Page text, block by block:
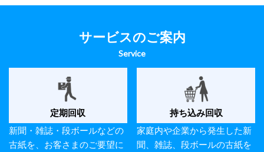
サービスのご案内
Service
定期回収
新聞・雑誌・段ボールなどの
古紙を、お客さまのご要望に
持ち込み回収
家庭内や企業から発生した新
聞、雑誌、段ボールの古紙を